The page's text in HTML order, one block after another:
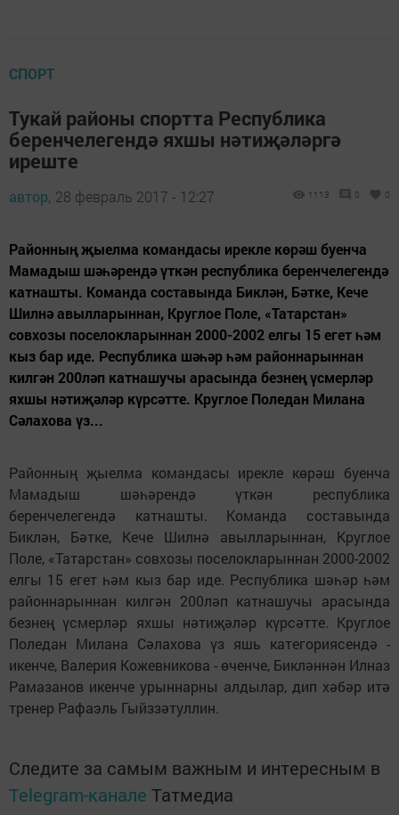
СПОРТ
Тукай районы спортта Республика
беренчелегендә яхшы нәтиҗәләргә
иреште
автор, 28 февраль 2017 - 12:27 1113 0 0
Районның җыелма командасы ирекле көрәш буенча
Мамадыш шәһәрендә үткән республика беренчелегендә
катнашты. Команда составында Биклән, Бәтке, Кече
Шилнә авылларыннан, Круглое Поле, «Татарстан»
совхозы поселокларыннан 2000-2002 елгы 15 егет һәм
кыз бар иде. Республика шәһәр һәм районнарыннан
килгән 200ләп катнашучы арасында безнең үсмерләр
яхшы нәтиҗәләр күрсәтте. Круглое Поледан Милана
Сәлахова үз...
Районның җыелма командасы ирекле көрәш буенча
Мамадыш шәһәрендә үткән республика
беренчелегендә катнашты. Команда составында
Биклән, Бәтке, Кече Шилнә авылларыннан, Круглое
Поле, «Татарстан» совхозы поселокларыннан 2000-2002
елгы 15 егет һәм кыз бар иде. Республика шәһәр һәм
районнарыннан килгән 200ләп катнашучы арасында
безнең үсмерләр яхшы нәтиҗәләр күрсәтте. Круглое
Поледан Милана Сәлахова үз яшь категориясендә -
икенче, Валерия Кожевникова - өченче, Бикләннән Илназ
Рамазанов икенче урыннарны алдылар, дип хәбәр итә
тренер Рафаэль Гыйззәтуллин.
Следите за самым важным и интересным в
Telegram-канале Татмедиа